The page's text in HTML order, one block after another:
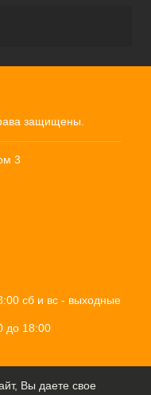
Вы даете свое
защищены.
3
сб и вс - выходные
до 18:00